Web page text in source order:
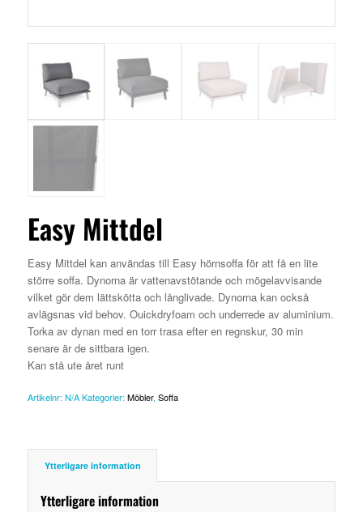
Easy Mittdel
Easy Mittdel kan användas till Easy hörnsoffa för att få en lite
större soffa. Dynorna är vattenavstötande och mögelavvisande
vilket gör dem lättskötta och långlivade. Dynorna kan också
avlägsnas vid behov. Ouickdryfoam och underrede av aluminium.
Torka av dynan med en torr trasa efter en regnskur, 30 min
senare är de sittbara igen.
Kan stå ute året runt
Artikelnr: N/A Kategorier: Möbler,Soffa
Ytterligare information
Ytterligare information